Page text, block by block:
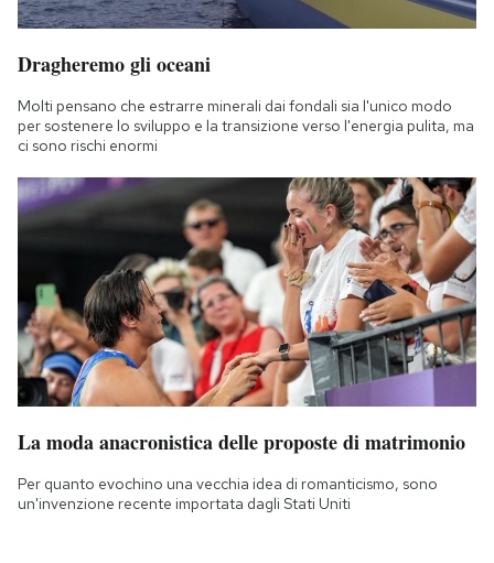
Dragheremo gli oceani
Molti pensano che estrarre minerali dai fondali sia l'unico modo
per sostenere lo sviluppo e la transizione verso l'energia pulita, ma
ci sono rischi enormi
La moda anacronistica delle proposte di matrimonio
Per quanto evochino una vecchia idea di romanticismo, sono
un'invenzione recente importata dagli Stati Uniti